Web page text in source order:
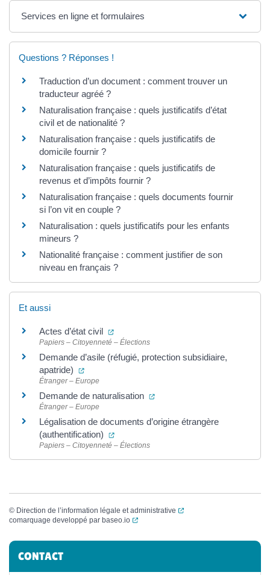
Services en ligne et formulaires
Questions ? Réponses !
Traduction d’un document : comment trouver un
traducteur agréé ?
Naturalisation française : quels justificatifs d’état
civil et de nationalité ?
Naturalisation française : quels justificatifs de
domicile fournir ?
Naturalisation française : quels justificatifs de
revenus et d’impôts fournir ?
Naturalisation française : quels documents fournir
si l’on vit en couple ?
Naturalisation : quels justificatifs pour les enfants
mineurs ?
Nationalité française : comment justifier de son
niveau en français ?
Et aussi
Actes d’état civil (ouverture dans un nouvel onglet)
Papiers – Citoyenneté – Élections
Demande d’asile (réfugié, protection subsidiaire,
apatride)
(ouverture dans un nouvel onglet)
Étranger – Europe
Demande de naturalisation (ouverture dans un nouvel
Étranger – Europe
Légalisation de documents d’origine étrangère
(authentification)
(ouverture dans un nouvel onglet)
Papiers – Citoyenneté – Élections
© Direction de l’information légale et administrative
(ouverture dans un
comarquage developpé par baseo.io (ouverture dans un nouvel onglet)
Informations complémentaires
CONTACT